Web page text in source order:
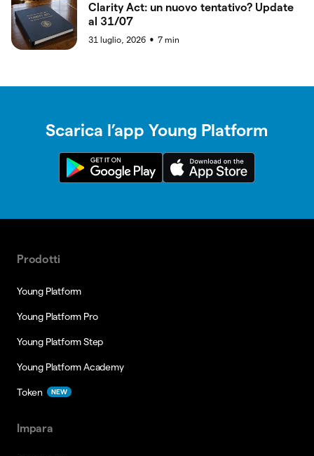
Clarity Act: un nuovo tentativo? Update
al 31/07
31 luglio, 2026 ● 7 min
Scarica l’app Young Platform
Prodotti
Young Platform
Young Platform Pro
Young Platform Step
Young Platform Academy
Token NEW
Impara